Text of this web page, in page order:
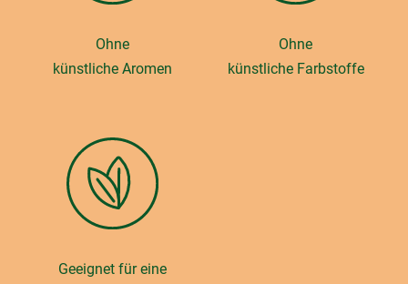
Ohne
künstliche Aromen
Ohne
künstliche Farbstoffe
Geeignet für eine